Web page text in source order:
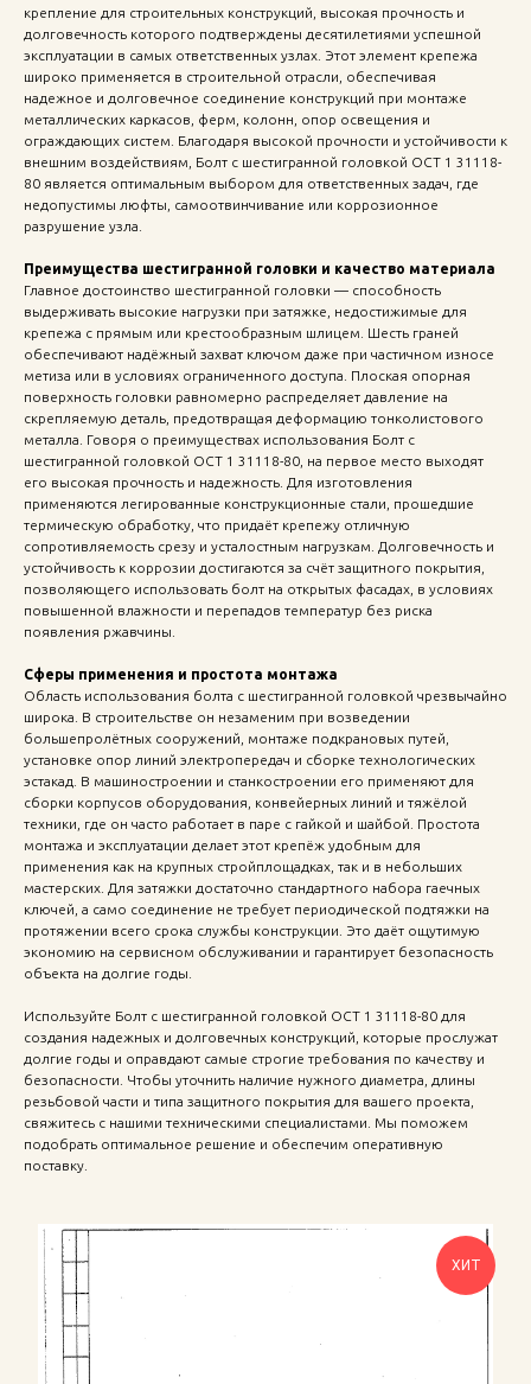
крепление для строительных конструкций, высокая прочность и
долговечность которого подтверждены десятилетиями успешной
эксплуатации в самых ответственных узлах. Этот элемент крепежа
широко применяется в строительной отрасли, обеспечивая
надежное и долговечное соединение конструкций при монтаже
металлических каркасов, ферм, колонн, опор освещения и
ограждающих систем. Благодаря высокой прочности и устойчивости к
внешним воздействиям, Болт с шестигранной головкой ОСТ 1 31118-
80 является оптимальным выбором для ответственных задач, где
недопустимы люфты, самоотвинчивание или коррозионное
разрушение узла.
Преимущества шестигранной головки и качество материала
Главное достоинство шестигранной головки — способность
выдерживать высокие нагрузки при затяжке, недостижимые для
крепежа с прямым или крестообразным шлицем. Шесть граней
обеспечивают надёжный захват ключом даже при частичном износе
метиза или в условиях ограниченного доступа. Плоская опорная
поверхность головки равномерно распределяет давление на
скрепляемую деталь, предотвращая деформацию тонколистового
металла. Говоря о преимуществах использования Болт с
шестигранной головкой ОСТ 1 31118-80, на первое место выходят
его высокая прочность и надежность. Для изготовления
применяются легированные конструкционные стали, прошедшие
термическую обработку, что придаёт крепежу отличную
сопротивляемость срезу и усталостным нагрузкам. Долговечность и
устойчивость к коррозии достигаются за счёт защитного покрытия,
позволяющего использовать болт на открытых фасадах, в условиях
повышенной влажности и перепадов температур без риска
появления ржавчины.
Сферы применения и простота монтажа
Область использования болта с шестигранной головкой чрезвычайно
широка. В строительстве он незаменим при возведении
большепролётных сооружений, монтаже подкрановых путей,
установке опор линий электропередач и сборке технологических
эстакад. В машиностроении и станкостроении его применяют для
сборки корпусов оборудования, конвейерных линий и тяжёлой
техники, где он часто работает в паре с гайкой и шайбой. Простота
монтажа и эксплуатации делает этот крепёж удобным для
применения как на крупных стройплощадках, так и в небольших
мастерских. Для затяжки достаточно стандартного набора гаечных
ключей, а само соединение не требует периодической подтяжки на
протяжении всего срока службы конструкции. Это даёт ощутимую
экономию на сервисном обслуживании и гарантирует безопасность
объекта на долгие годы.
Используйте Болт с шестигранной головкой ОСТ 1 31118-80 для
создания надежных и долговечных конструкций, которые прослужат
долгие годы и оправдают самые строгие требования по качеству и
безопасности. Чтобы уточнить наличие нужного диаметра, длины
резьбовой части и типа защитного покрытия для вашего проекта,
свяжитесь с нашими техническими специалистами. Мы поможем
подобрать оптимальное решение и обеспечим оперативную
поставку.
ХИТ